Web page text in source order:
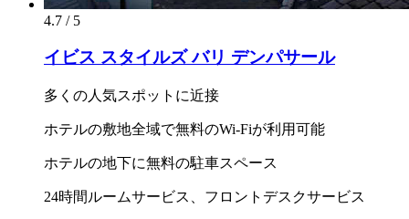
4.7 / 5
イビス スタイルズ バリ デンパサール
多くの人気スポットに近接
ホテルの敷地全域で無料のWi-Fiが利用可能
ホテルの地下に無料の駐車スペース
24時間ルームサービス、フロントデスクサービス